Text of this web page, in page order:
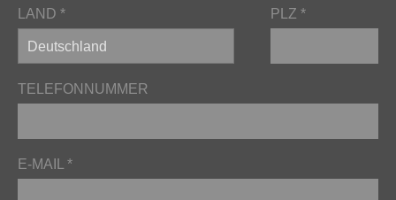
LAND * PLZ *
TELEFONNUMMER
E-MAIL *